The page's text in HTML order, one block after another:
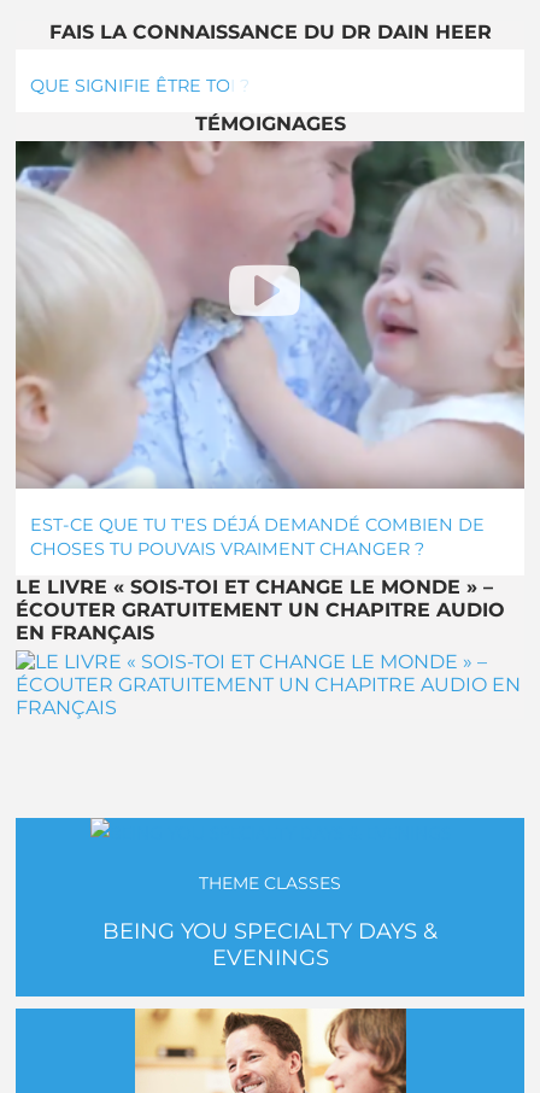
FAIS LA CONNAISSANCE DU DR DAIN HEER
QUE SIGNIFIE ÊTRE TOI ?
TÉMOIGNAGES
EST-CE QUE TU T'ES DÉJÁ DEMANDÉ COMBIEN DE
CHOSES TU POUVAIS VRAIMENT CHANGER ?
LE LIVRE « SOIS-TOI ET CHANGE LE MONDE » –
ÉCOUTER GRATUITEMENT UN CHAPITRE AUDIO
EN FRANÇAIS
THEME CLASSES
BEING YOU SPECIALTY DAYS &
EVENINGS